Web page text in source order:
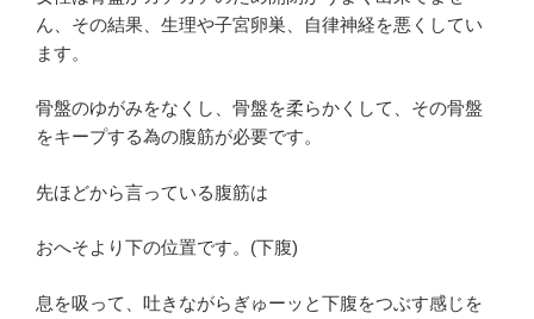
ん、その結果、生理や子宮卵巣、自律神経を悪くしてい
ます。
骨盤のゆがみをなくし、骨盤を柔らかくして、その骨盤
をキープする為の腹筋が必要です。
先ほどから言っている腹筋は
おへそより下の位置です。(下腹)
息を吸って、吐きながらぎゅーッと下腹をつぶす感じを